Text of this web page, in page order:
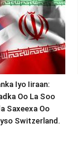
Iyo Iiraan:
Oo La Soo
Saxeexa Oo
Switzerland.